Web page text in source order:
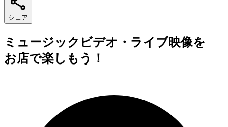
シェア
ミュージックビデオ・ライブ映像を
お店で楽しもう！